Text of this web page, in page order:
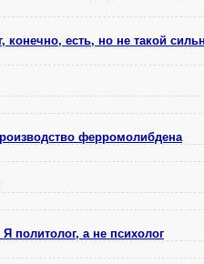
конечно, есть, но не такой
ферромолибдена
политолог, а не психолог